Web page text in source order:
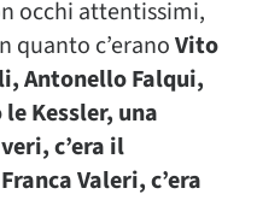
occhi attentissimi,
quanto c’eranoVito
Antonello Falqui,
le Kessler, una
c’era il
Valeri, c’era